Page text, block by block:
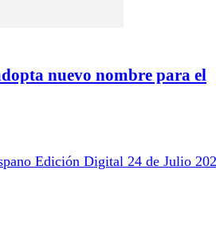
nuevo nombre para el